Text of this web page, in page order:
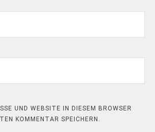
UND WEBSITE IN DIESEM BROWSER
KOMMENTAR SPEICHERN.